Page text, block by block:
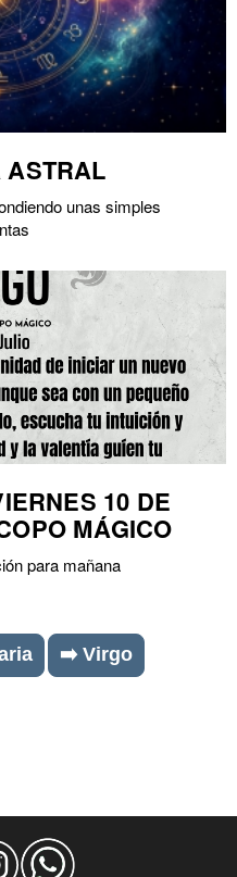
ASTRAL
unas simples
10 DE
MÁGICO
para mañana
➡️ Virgo